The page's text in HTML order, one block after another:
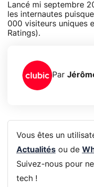
Lancé mi septembre
les internautes
000 visiteurs uniques
Ratings).
Par
Vous êtes un
Actualitésou de
Suivez-nous pour
tech !